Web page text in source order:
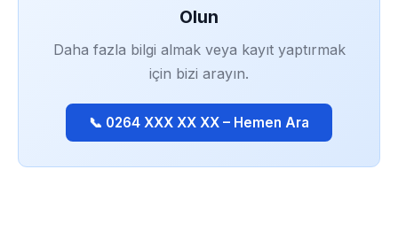
Olun
Daha fazla bilgi almak veya kayıt yaptırmak
için bizi arayın.
📞 0264 XXX XX XX – Hemen Ara